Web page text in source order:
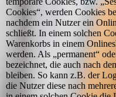
Cookies“, werden Cookies
nachdem ein Nutzer ein
schließt. In einem solchen
Warenkorbs in einem
werden. Als „permanent“
bezeichnet, die auch nach
bleiben. So kann z.B. der
die Nutzer diese nach